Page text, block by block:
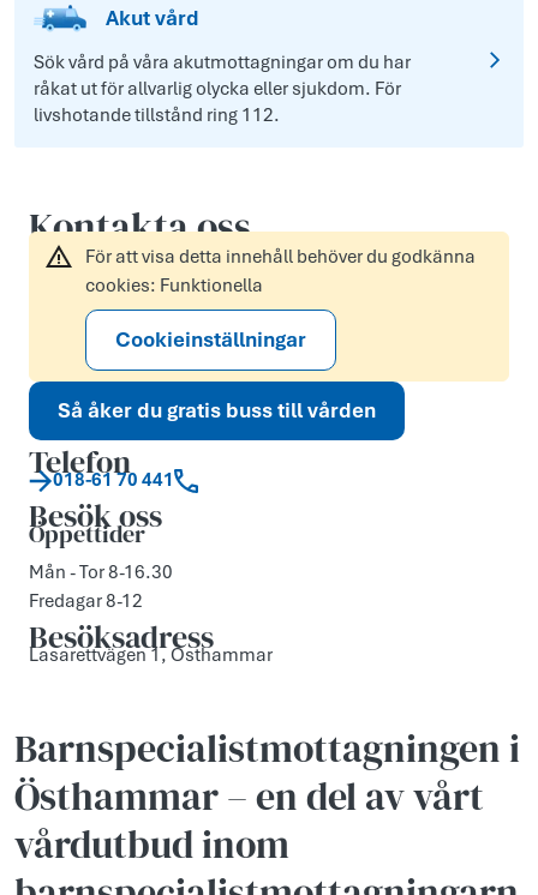
Akut vård
Sök vård på våra akutmottagningar om du har
råkat ut för allvarlig olycka eller sjukdom. För
livshotande tillstånd ring 112.
Kontakta oss
För att visa detta innehåll behöver du godkänna
cookies: Funktionella
Cookieinställningar
Så åker du gratis buss till vården
Telefon
018-61 70 441
Besök oss
Öppettider
Mån - Tor 8-16.30
Fredagar 8-12
Besöksadress
Lasarettvägen 1, Östhammar
Barnspecialistmottagningen i
Östhammar – en del av vårt
vårdutbud inom